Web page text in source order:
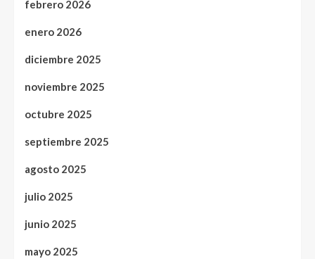
febrero 2026
enero 2026
diciembre 2025
noviembre 2025
octubre 2025
septiembre 2025
agosto 2025
julio 2025
junio 2025
mayo 2025